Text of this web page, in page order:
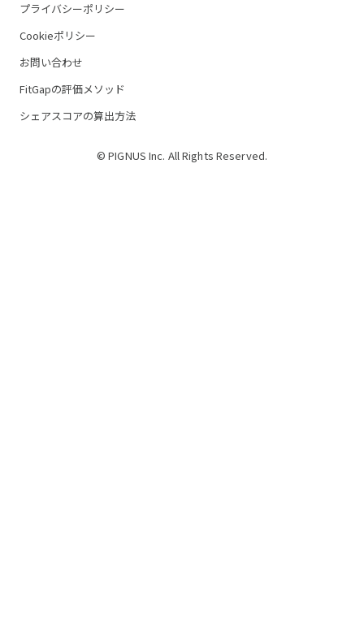
プライバシーポリシー
Cookieポリシー
お問い合わせ
FitGapの評価メソッド
シェアスコアの算出方法
© PIGNUS Inc. All Rights Reserved.